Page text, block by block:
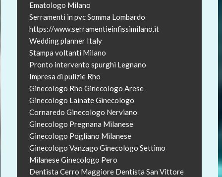
Ematologo Milano
Serramenti in pvc Somma Lombardo
https://www.serramentieinfissimilano.it
Wedding planner Italy
Stampa voltanti Milano
Pronto intervento spurghi Legnano
Impresa di pulizie Rho
Ginecologo Rho Ginecologo Arese
Ginecologo LainateGinecologo
Cornaredo Ginecologo Nerviano
Ginecologo Pregnana Milanese
Ginecologo Pogliano Milanese
Ginecologo Vanzago Ginecologo Settimo
MilaneseGinecologo Pero
Dentista Cerro Maggiore Dentista San Vittore